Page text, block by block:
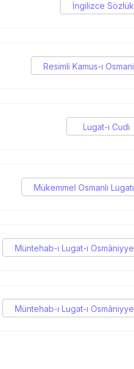
İngilizce Sözlük
Resimli Kamus-ı Osmani
Lugat-ı Cudi
Mükemmel Osmanlı Lugatı
Müntehab-ı Lugat-ı Osmâniyye
Müntehab-ı Lugat-ı Osmâniyye